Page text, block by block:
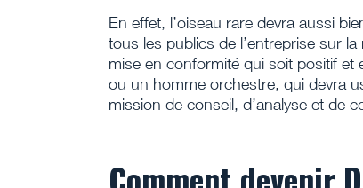
En effet, l’oiseau rare devra aussi
tous les publics de l’entreprise sur
mise en conformité qui soit positif
ou un homme orchestre, qui devra
mission de conseil, d’analyse et de